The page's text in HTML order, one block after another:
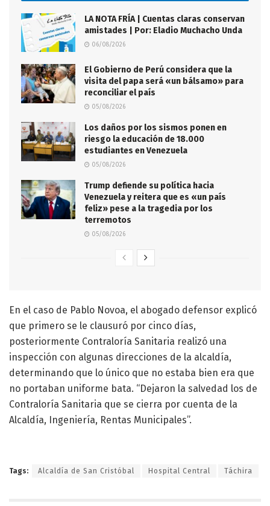
LA NOTA FRÍA | Cuentas claras conservan
amistades | Por: Eladio Muchacho Unda
06/08/2026
El Gobierno de Perú considera que la
visita del papa será «un bálsamo» para
reconciliar el país
05/08/2026
Los daños por los sismos ponen en
riesgo la educación de 18.000
estudiantes en Venezuela
05/08/2026
Trump defiende su política hacia
Venezuela y reitera que es «un país
feliz» pese a la tragedia por los
terremotos
05/08/2026
En el caso de Pablo Novoa, el abogado defensor explicó
que primero se le clausuró por cinco días,
posteriormente Contraloría Sanitaria realizó una
inspección con algunas direcciones de la alcaldía,
determinando que lo único que no estaba bien era que
no portaban uniforme bata. “Dejaron la salvedad los de
Contraloría Sanitaria que se cierra por cuenta de la
Alcaldía, Ingeniería, Rentas Municipales”.
Tags: Alcaldía de San Cristóbal Hospital Central Táchira